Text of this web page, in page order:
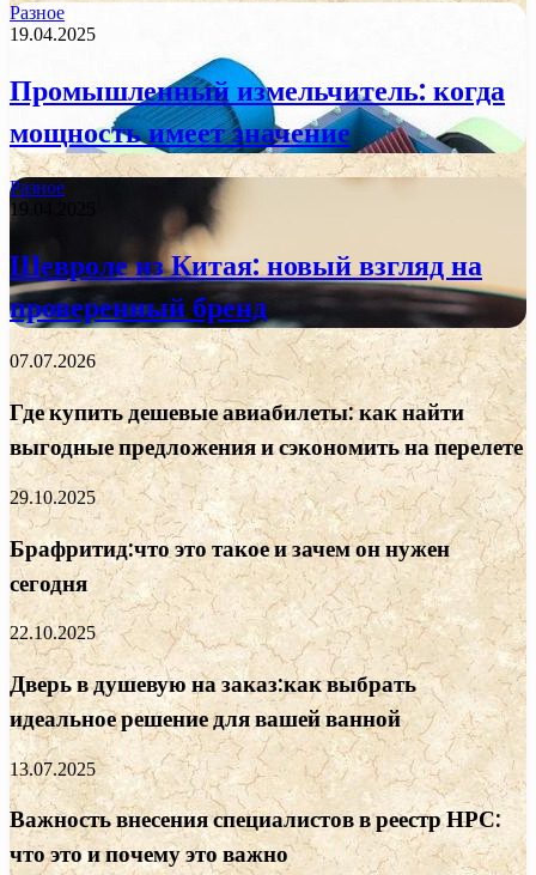
Разное
19.04.2025
Промышленный измельчитель: когда
мощность имеет значение
Разное
19.04.2025
Шевроле из Китая: новый взгляд на
проверенный бренд
07.07.2026
Где купить дешевые авиабилеты: как найти
выгодные предложения и сэкономить на перелете
29.10.2025
Брафритид:что это такое и зачем он нужен
сегодня
22.10.2025
Дверь в душевую на заказ:как выбрать
идеальное решение для вашей ванной
13.07.2025
Важность внесения специалистов в реестр НРС:
что это и почему это важно